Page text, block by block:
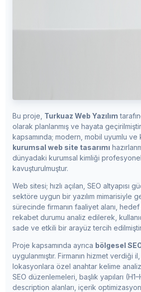
Bu proje, Turkuaz Web Yazılım
olarak planlanmış ve hayata
kapsamında; modern, mobil uyumlu ve
kurumsal web site tasarımı
dünyadaki kurumsal kimliği
kavuşturulmuştur.
Web sitesi; hızlı açılan, SEO altyapısı
sektöre uygun bir yazılım mimarisiyle
sürecinde firmanın faaliyet alanı,
rekabet durumu analiz edilerek,
sade ve etkili bir arayüz tercih
Proje kapsamında ayrıca bölgesel
uygulanmıştır. Firmanın hizmet verdiği
lokasyonlara özel anahtar kelime
SEO düzenlemeleri, başlık yapıları
description alanları, içerik